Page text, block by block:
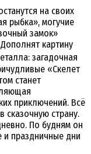
на своих
рыбка», могучие
замок»
Дополнят картину
загадочная
«Скелет
станет
приключений. Всё
в сказочную страну.
По будням он
и праздничные дни